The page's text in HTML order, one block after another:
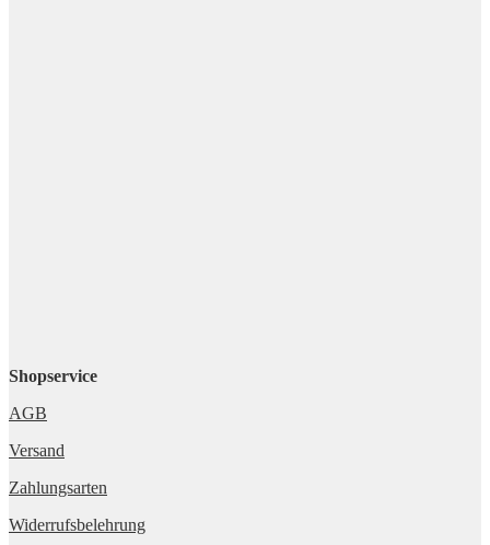
Shopservice
AGB
Versand
Zahlungsarten
Widerrufsbelehrung